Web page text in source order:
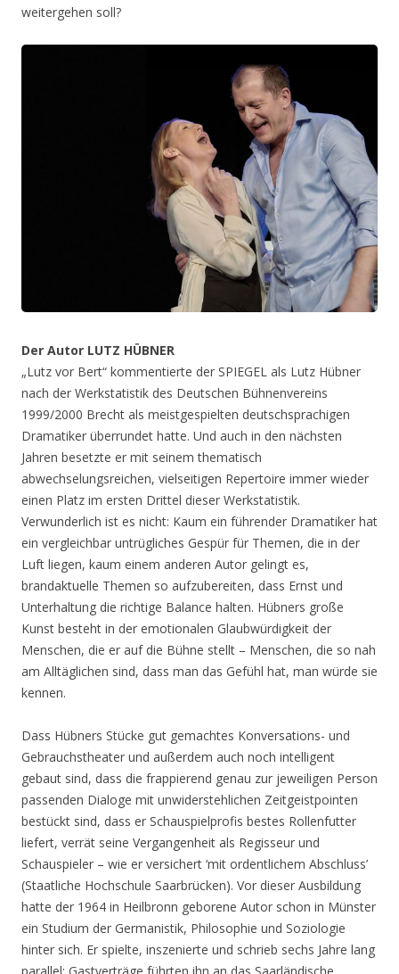
weitergehen soll?
Der Autor LUTZ HÜBNER
„Lutz vor Bert“ kommentierte der SPIEGEL als Lutz Hübner
nach der Werkstatistik des Deutschen Bühnenvereins
1999/2000 Brecht als meistgespielten deutschsprachigen
Dramatiker überrundet hatte. Und auch in den nächsten
Jahren besetzte er mit seinem thematisch
abwechselungsreichen, vielseitigen Repertoire immer wieder
einen Platz im ersten Drittel dieser Werkstatistik.
Verwunderlich ist es nicht: Kaum ein führender Dramatiker hat
ein vergleichbar untrügliches Gespür für Themen, die in der
Luft liegen, kaum einem anderen Autor gelingt es,
brandaktuelle Themen so aufzubereiten, dass Ernst und
Unterhaltung die richtige Balance halten. Hübners große
Kunst besteht in der emotionalen Glaubwürdigkeit der
Menschen, die er auf die Bühne stellt – Menschen, die so nah
am Alltäglichen sind, dass man das Gefühl hat, man würde sie
kennen.
Dass Hübners Stücke gut gemachtes Konversations- und
Gebrauchstheater und außerdem auch noch intelligent
gebaut sind, dass die frappierend genau zur jeweiligen Person
passenden Dialoge mit unwiderstehlichen Zeitgeistpointen
bestückt sind, dass er Schauspielprofis bestes Rollenfutter
liefert, verrät seine Vergangenheit als Regisseur und
Schauspieler – wie er versichert ‘mit ordentlichem Abschluss’
(Staatliche Hochschule Saarbrücken). Vor dieser Ausbildung
hatte der 1964 in Heilbronn geborene Autor schon in Münster
ein Studium der Germanistik, Philosophie und Soziologie
hinter sich. Er spielte, inszenierte und schrieb sechs Jahre lang